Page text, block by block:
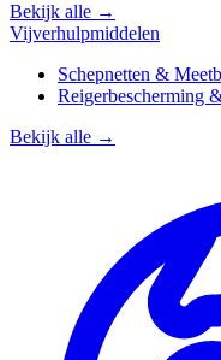
Bekijk alle →
Vijverhulpmiddelen
Schepnetten &
Reigerbescherming
Bekijk alle →